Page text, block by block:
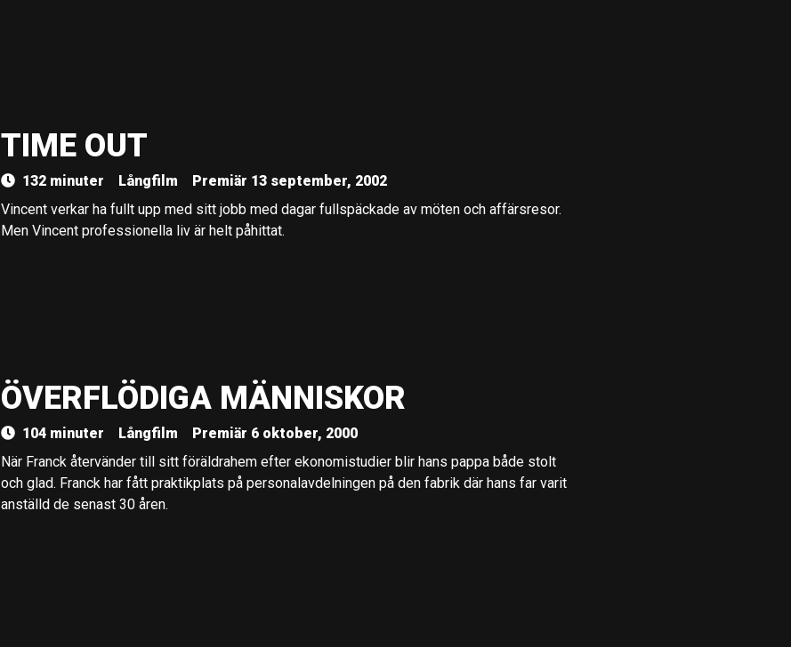
TIME OUT
132 minuter Långfilm
Premiär 13 september, 2002
Vincent verkar ha fullt upp med sitt jobb med dagar fullspäckade av möten och affärsresor.
Men Vincent professionella liv är helt påhittat.
ÖVERFLÖDIGA MÄNNISKOR
104 minuter Långfilm
Premiär 6 oktober, 2000
När Franck återvänder till sitt föräldrahem efter ekonomistudier blir hans pappa både stolt
och glad. Franck har fått praktikplats på personalavdelningen på den fabrik där hans far varit
anställd de senast 30 åren.